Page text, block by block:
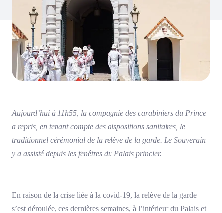
Aujourd’hui à 11h55, la compagnie des carabiniers du Prince
a repris, en tenant compte des dispositions sanitaires, le
traditionnel cérémonial de la relève de la garde. Le Souverain
y a assisté depuis les fenêtres du Palais princier.
En raison de la crise liée à la covid-19, la relève de la garde
s’est déroulée, ces dernières semaines, à l’intérieur du Palais et